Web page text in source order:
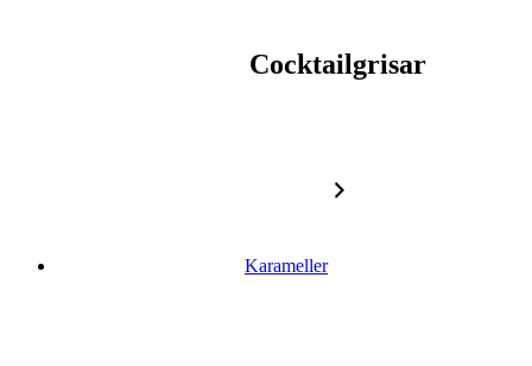
Cocktailgrisar
Karameller